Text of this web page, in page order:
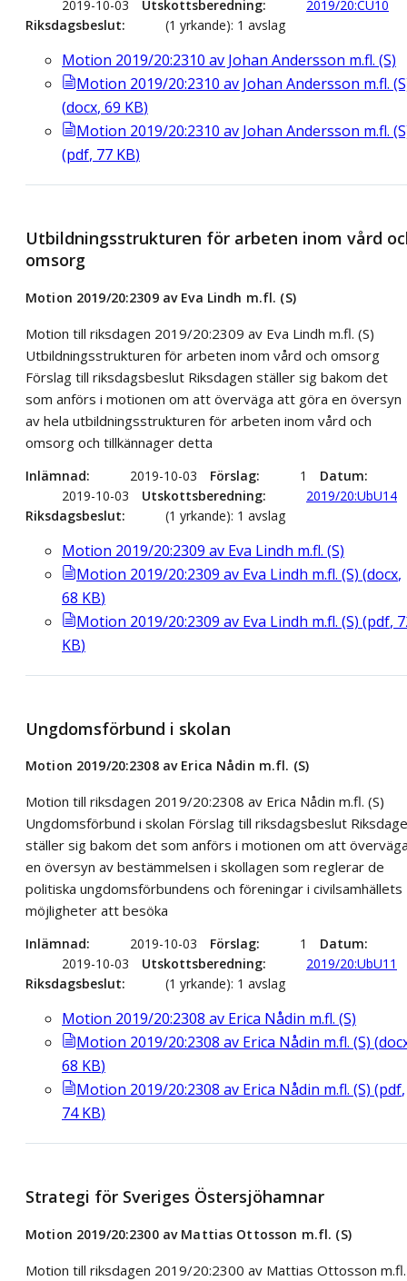
2019-10-03 Utskottsberedning
2019/20:CU10
Riksdagsbeslut
(1 yrkande): 1 avslag
Motion 2019/20:2310 av Johan Andersson m.fl. (S)
Motion 2019/20:2310 av Johan Andersson m.fl.
(docx, 69 KB)
Motion 2019/20:2310 av Johan Andersson m.fl.
(pdf, 77 KB)
Utbildningsstrukturen för arbeten inom vård
omsorg
Motion 2019/20:2309 av Eva Lindh m.fl. (S)
Motion till riksdagen 2019/20:2309 av Eva Lindh m.fl. (S)
Utbildningsstrukturen för arbeten inom vård och omsorg
Förslag till riksdagsbeslut Riksdagen ställer sig bakom det
som anförs i motionen om att överväga att göra en översyn
av hela utbildningsstrukturen för arbeten inom vård och
omsorg och tillkännager detta
Inlämnad 2019-10-03 Förslag 1
Datum
2019-10-03
Utskottsberedning
2019/20:UbU14
Riksdagsbeslut
(1 yrkande): 1 avslag
Motion 2019/20:2309 av Eva Lindh m.fl. (S)
Motion 2019/20:2309 av Eva Lindh m.fl. (S) (docx,
68 KB)
Motion 2019/20:2309 av Eva Lindh m.fl. (S) (pdf,
KB)
Ungdomsförbund i skolan
Motion 2019/20:2308 av Erica Nådin m.fl. (S)
Motion till riksdagen 2019/20:2308 av Erica Nådin m.fl. (S)
Ungdomsförbund i skolan Förslag till riksdagsbeslut
ställer sig bakom det som anförs i motionen om att
en översyn av bestämmelsen i skollagen som reglerar de
politiska ungdomsförbundens och föreningar i civilsamhällets
möjligheter att besöka
Inlämnad 2019-10-03 Förslag 1
Datum
2019-10-03
Utskottsberedning
2019/20:UbU11
Riksdagsbeslut
(1 yrkande): 1 avslag
Motion 2019/20:2308 av Erica Nådin m.fl. (S)
Motion 2019/20:2308 av Erica Nådin m.fl. (S) (
68 KB)
Motion 2019/20:2308 av Erica Nådin m.fl. (S) (pdf,
74 KB)
Strategi för Sveriges Östersjöhamnar
Motion 2019/20:2300 av Mattias Ottosson m.fl. (S)
Motion till riksdagen 2019/20:2300 av Mattias Ottosson m.fl.